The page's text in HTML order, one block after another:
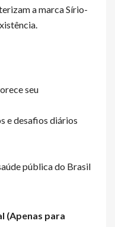
a marca Sírio-
seu
e desafios diários
pública do Brasil
(Apenas para